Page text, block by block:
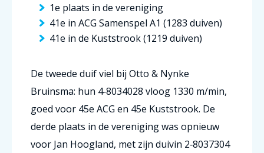
1e plaats in de vereniging
41e in ACG Samenspel A1 (1283 duiven)
41e in de Kuststrook (1219 duiven)
De tweede duif viel bij Otto & Nynke
Bruinsma: hun 4‑8034028 vloog 1330 m/min,
goed voor 45e ACG en 45e Kuststrook. De
derde plaats in de vereniging was opnieuw
voor Jan Hoogland, met zijn duivin 2‑8037304